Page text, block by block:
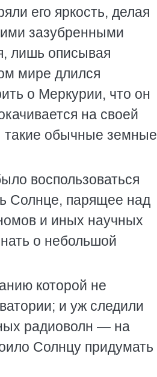
его яркость, делая
зазубренными
лишь описывая
мире длился
о Меркурии, что он
на своей
такие обычные земные
воспользоваться
Солнце, парящее над
и иных научных
о небольшой
которой не
и уж следили
радиоволн — на
Солнцу придумать